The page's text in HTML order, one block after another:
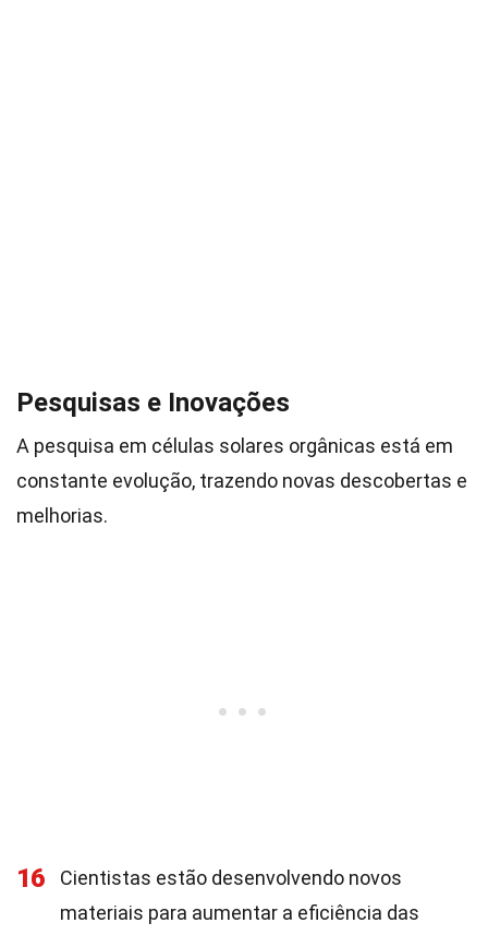
Pesquisas e Inovações
A pesquisa em células solares orgânicas está em
constante evolução, trazendo novas descobertas e
melhorias.
16
Cientistas estão desenvolvendo novos
materiais para aumentar a eficiência das